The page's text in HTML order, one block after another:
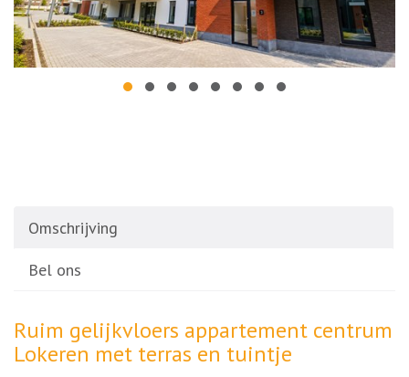
Omschrijving
Bel ons
Omschrijving
Ruim gelijkvloers appartement centrum
Lokeren met terras en tuintje